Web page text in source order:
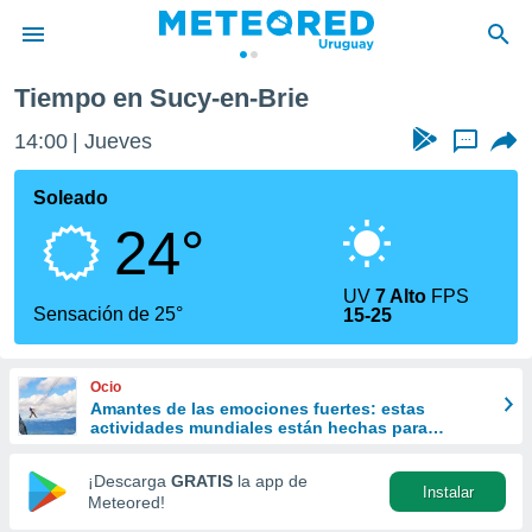
de
ha
calidad.
a este
las
y
forma
digital
basada
Tiempo en Sucy-en-Brie
14:00 Jueves ...
Soleado
24°
Sensación de 25°
UV7 Alto FPS
15-25
Ocio
Amantes de las emociones fuertes: estas
actividades mundiales están hechas para
¡Descarga GRATIS la app de
Meteored!
Instalar